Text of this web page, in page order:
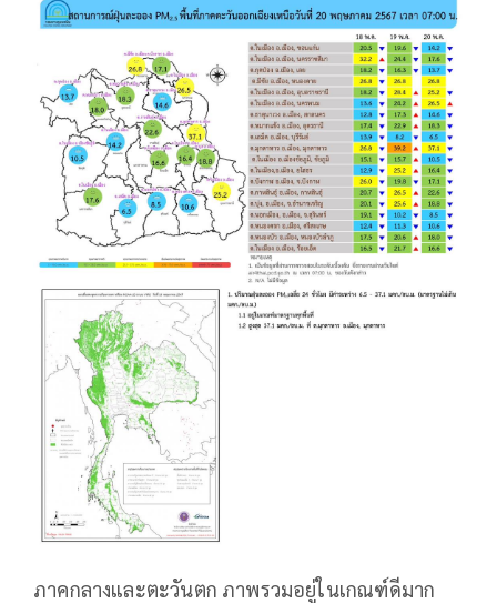
ภาคกลางและตะวันตก ภาพรวมอยู่ในเกณฑ์ดีมาก